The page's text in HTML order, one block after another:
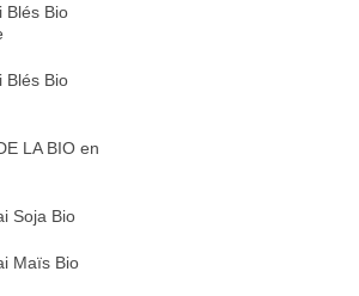
Blés Bio
Blés Bio
LA BIO en
Soja Bio
Maïs Bio